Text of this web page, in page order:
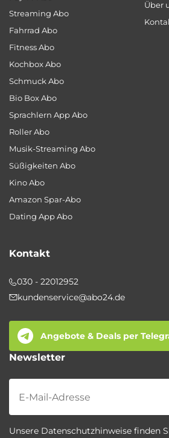
Streaming Abo
Fahrrad Abo
Fitness Abo
Kochbox Abo
Schmuck Abo
Bio Box Abo
Sprachlern App Abo
Roller Abo
Musik-Streaming Abo
Süßigkeiten Abo
Kino Abo
Amazon Spar-Abo
Dating App Abo
Über
Kontakt
030 - 22012952
kundenservice@abo24.de
Angebote & Deals per
Newsletter
Newsletter
Unsere Datenschutzhinweise finden